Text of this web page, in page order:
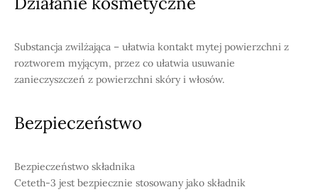
Substancja zwilżająca – ułatwia kontakt mytej powierzchni z
roztworem myjącym, przez co ułatwia usuwanie
zanieczyszczeń z powierzchni skóry i włosów.
Bezpieczeństwo
Bezpieczeństwo składnika
Ceteth-3 jest bezpiecznie stosowany jako składnik